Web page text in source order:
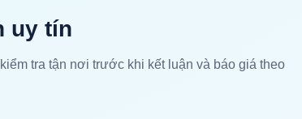
uy tín
tra tận nơi trước khi kết luận và báo giá theo